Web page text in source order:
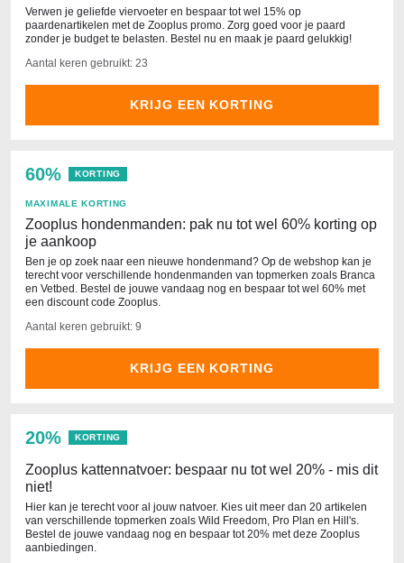
Verwen je geliefde viervoeter en bespaar tot wel 15% op
paardenartikelen met de Zooplus promo. Zorg goed voor je paard
zonder je budget te belasten. Bestel nu en maak je paard gelukkig!
Aantal keren gebruikt: 23
KRIJG EEN KORTING
60% KORTING
MAXIMALE KORTING
Zooplus hondenmanden: pak nu tot wel 60% korting op
je aankoop
Ben je op zoek naar een nieuwe hondenmand? Op de webshop kan je
terecht voor verschillende hondenmanden van topmerken zoals Branca
en Vetbed. Bestel de jouwe vandaag nog en bespaar tot wel 60% met
een discount code Zooplus.
Aantal keren gebruikt: 9
KRIJG EEN KORTING
20% KORTING
Zooplus kattennatvoer: bespaar nu tot wel 20% - mis dit
niet!
Hier kan je terecht voor al jouw natvoer. Kies uit meer dan 20 artikelen
van verschillende topmerken zoals Wild Freedom, Pro Plan en Hill's.
Bestel de jouwe vandaag nog en bespaar tot 20% met deze Zooplus
aanbiedingen.